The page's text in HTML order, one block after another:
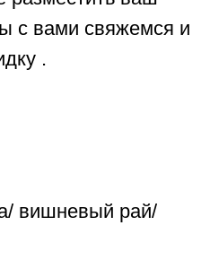
с вами свяжемся и
.
вишневый рай/